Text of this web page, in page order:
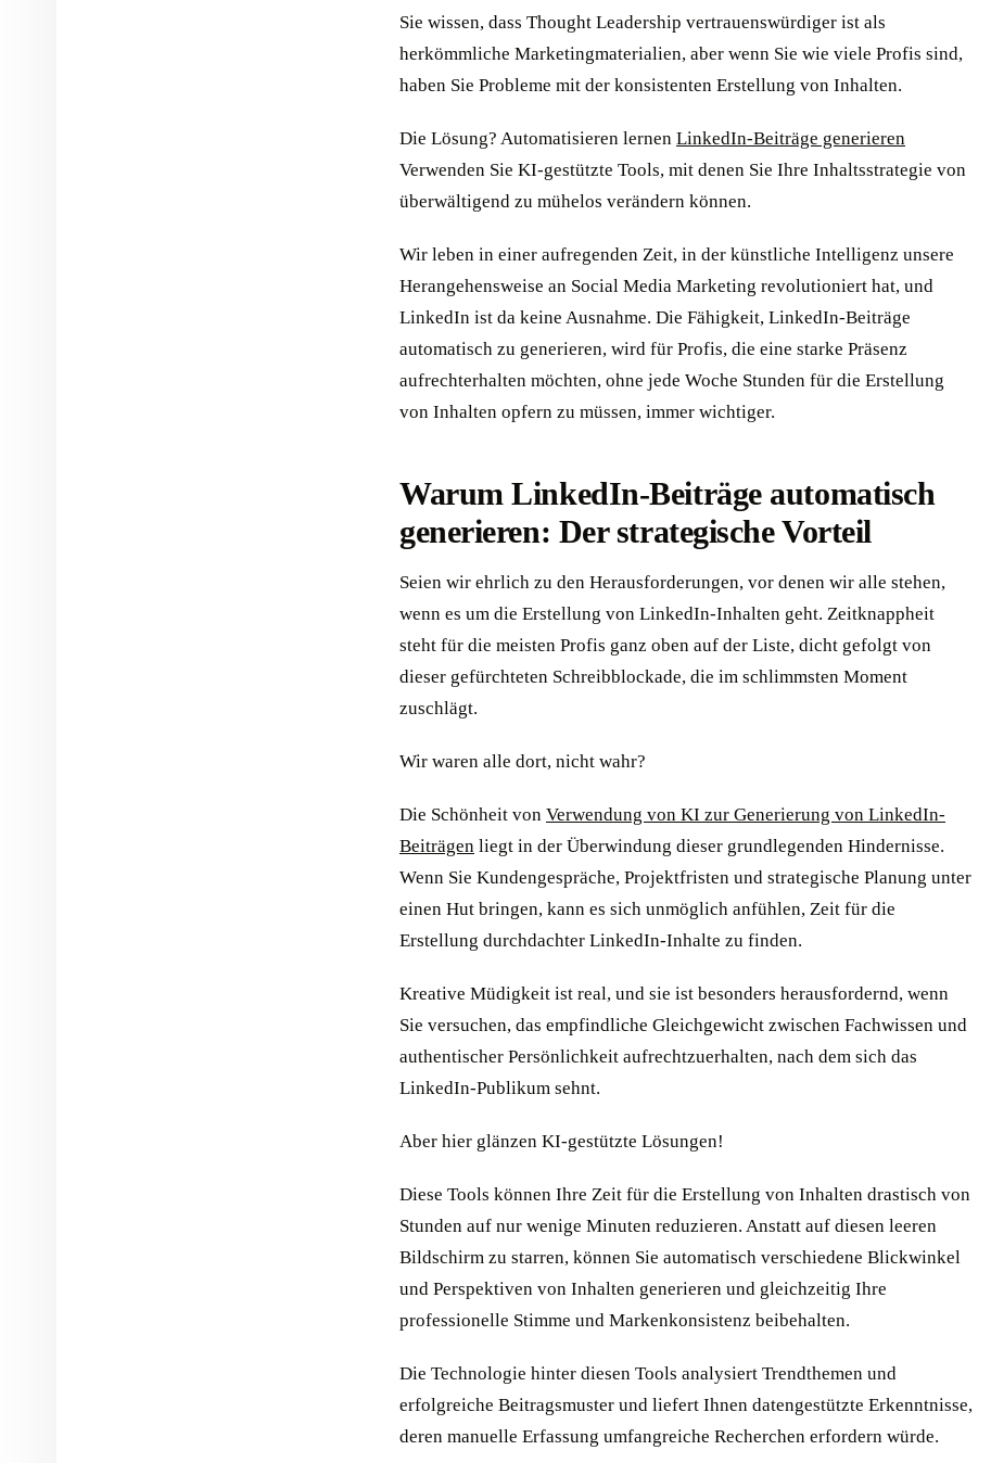
Sie wissen, dass Thought Leadership vertrauenswürdiger ist als
herkömmliche Marketingmaterialien, aber wenn Sie wie viele Profis sind,
haben Sie Probleme mit der konsistenten Erstellung von Inhalten.
Die Lösung? Automatisieren lernen LinkedIn-Beiträge generieren
Verwenden Sie KI-gestützte Tools, mit denen Sie Ihre Inhaltsstrategie von
überwältigend zu mühelos verändern können.
Wir leben in einer aufregenden Zeit, in der künstliche Intelligenz unsere
Herangehensweise an Social Media Marketing revolutioniert hat, und
LinkedIn ist da keine Ausnahme. Die Fähigkeit, LinkedIn-Beiträge
automatisch zu generieren, wird für Profis, die eine starke Präsenz
aufrechterhalten möchten, ohne jede Woche Stunden für die Erstellung
von Inhalten opfern zu müssen, immer wichtiger.
Warum LinkedIn-Beiträge automatisch
generieren: Der strategische Vorteil
Seien wir ehrlich zu den Herausforderungen, vor denen wir alle stehen,
wenn es um die Erstellung von LinkedIn-Inhalten geht. Zeitknappheit
steht für die meisten Profis ganz oben auf der Liste, dicht gefolgt von
dieser gefürchteten Schreibblockade, die im schlimmsten Moment
zuschlägt.
Wir waren alle dort, nicht wahr?
Die Schönheit von Verwendung von KI zur Generierung von LinkedIn-
Beiträgen liegt in der Überwindung dieser grundlegenden Hindernisse.
Wenn Sie Kundengespräche, Projektfristen und strategische Planung unter
einen Hut bringen, kann es sich unmöglich anfühlen, Zeit für die
Erstellung durchdachter LinkedIn-Inhalte zu finden.
Kreative Müdigkeit ist real, und sie ist besonders herausfordernd, wenn
Sie versuchen, das empfindliche Gleichgewicht zwischen Fachwissen und
authentischer Persönlichkeit aufrechtzuerhalten, nach dem sich das
LinkedIn-Publikum sehnt.
Aber hier glänzen KI-gestützte Lösungen!
Diese Tools können Ihre Zeit für die Erstellung von Inhalten drastisch von
Stunden auf nur wenige Minuten reduzieren. Anstatt auf diesen leeren
Bildschirm zu starren, können Sie automatisch verschiedene Blickwinkel
und Perspektiven von Inhalten generieren und gleichzeitig Ihre
professionelle Stimme und Markenkonsistenz beibehalten.
Die Technologie hinter diesen Tools analysiert Trendthemen und
erfolgreiche Beitragsmuster und liefert Ihnen datengestützte Erkenntnisse,
deren manuelle Erfassung umfangreiche Recherchen erfordern würde.